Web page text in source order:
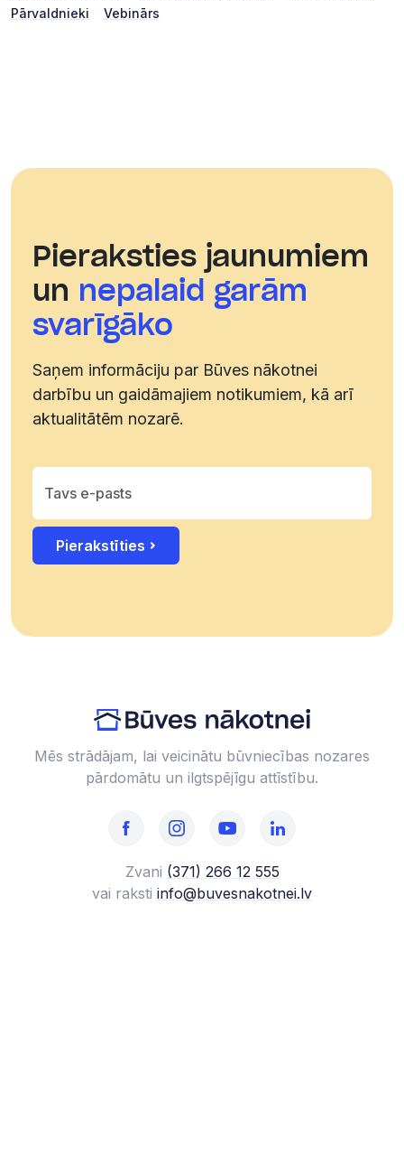
Pārvaldnieki
Vebinārs
Pieraksties jaunumiem
un nepalaid garām
svarīgāko
Saņem informāciju par Būves nākotnei
darbību un gaidāmajiem notikumiem, kā arī
aktualitātēm nozarē.
Pierakstīties
Mēs strādājam, lai veicinātu būvniecības nozares
pārdomātu un ilgtspējīgu attīstību.
Zvani (371) 266 12 555‬
vai raksti info@buvesnakotnei.lv